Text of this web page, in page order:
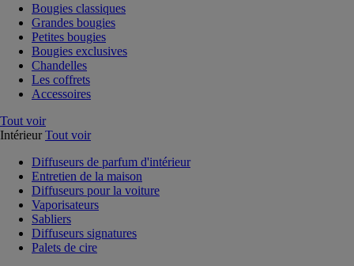
Bougies classiques
Grandes bougies
Petites bougies
Bougies exclusives
Chandelles
Les coffrets
Accessoires
Tout voir
Intérieur Tout voir
Diffuseurs de parfum d'intérieur
Entretien de la maison
Diffuseurs pour la voiture
Vaporisateurs
Sabliers
Diffuseurs signatures
Palets de cire